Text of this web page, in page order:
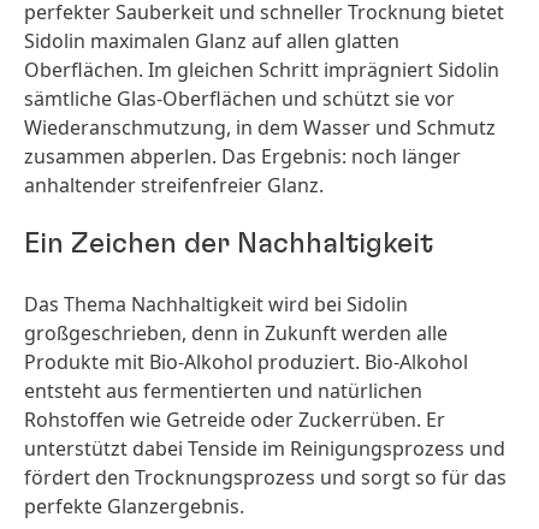
perfekter Sauberkeit und schneller Trocknung bietet
Sidolin maximalen Glanz auf allen glatten
Oberflächen. Im gleichen Schritt imprägniert Sidolin
sämtliche Glas-Oberflächen und schützt sie vor
Wiederanschmutzung, in dem Wasser und Schmutz
zusammen abperlen. Das Ergebnis: noch länger
anhaltender streifenfreier Glanz.
Ein Zeichen der Nachhaltigkeit
Das Thema Nachhaltigkeit wird bei Sidolin
großgeschrieben, denn in Zukunft werden alle
Produkte mit Bio-Alkohol produziert. Bio-Alkohol
entsteht aus fermentierten und natürlichen
Rohstoffen wie Getreide oder Zuckerrüben. Er
unterstützt dabei Tenside im Reinigungsprozess und
fördert den Trocknungsprozess und sorgt so für das
perfekte Glanzergebnis.